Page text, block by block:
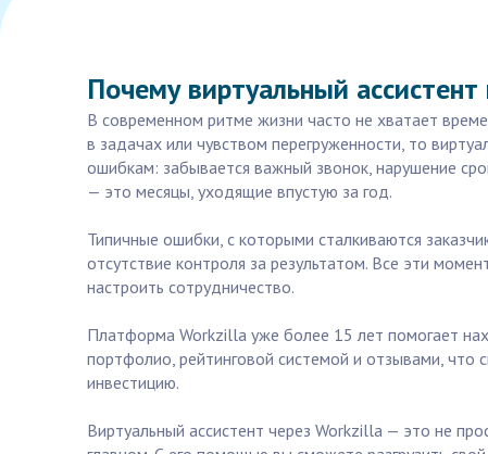
Почему виртуальный
В современном ритме жизни часто не хватает
в задачах или чувством перегруженности, то
ошибкам: забывается важный звонок, нарушение
— это месяцы, уходящие впустую за год.
Типичные ошибки, с которыми сталкиваются
отсутствие контроля за результатом. Все эти
настроить сотрудничество.
Платформа Workzilla уже более 15 лет помогает
портфолио, рейтинговой системой и отзывами, что
инвестицию.
Виртуальный ассистент через Workzilla — это не